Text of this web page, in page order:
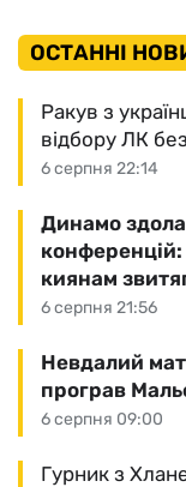
ОСТАННІ
6 серпня 22:14
Ракув з
відбору ЛК
6 серпня 21:56
Динамо
киянам
6 серпня 09:00
Невдалий
програв
Гурник з